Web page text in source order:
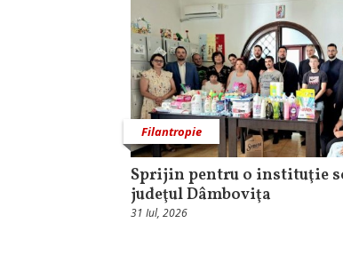
Filantropie
Sprijin pentru o instituţie
judeţul Dâmboviţa
31 Iul, 2026